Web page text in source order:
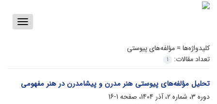
Toggle
کلیدواژه‌ها = مؤلفه‌های پیوستی
تعداد مقالات:
1
تحلیل مؤلفه‌های پیوستی هنر مدرن و پیشامدرن در هنر مفهومی
دوره 3، شماره 2، آذر 1404، صفحه
1-16